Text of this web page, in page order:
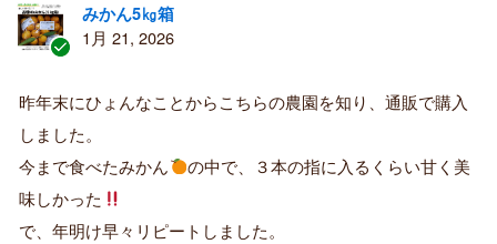
証
済
み
購
者
みかん5㎏箱
1月 21, 2026
昨年末にひょんなことからこちらの農園を知り、通販で購入
しました。
今まで食べたみかん
の中で、３本の指に入るくらい甘く美
味しかった
で、年明け早々リピートしました。